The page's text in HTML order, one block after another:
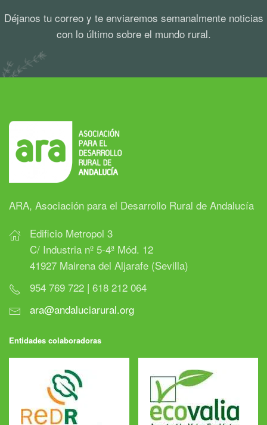
Déjanos tu correo y te enviaremos semanalmente noticias
con lo último sobre el mundo rural.
ARA, Asociación para el Desarrollo Rural de Andalucía
Edificio Metropol 3
C/ Industria nº 5-4ª Mód. 12
41927 Mairena del Aljarafe (Sevilla)
954 769 722 | 618 212 064
ara@andaluciarural.org
Entidades colaboradoras